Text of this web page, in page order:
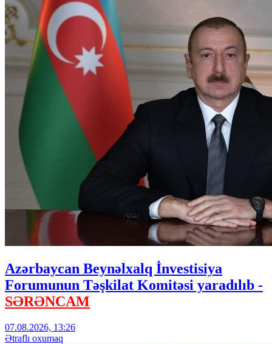
Azərbaycan Beynəlxalq İnvestisiya
Forumunun Təşkilat Komitəsi yaradılıb -
SƏRƏNCAM
07.08.2026, 13:26
Ətraflı oxumaq